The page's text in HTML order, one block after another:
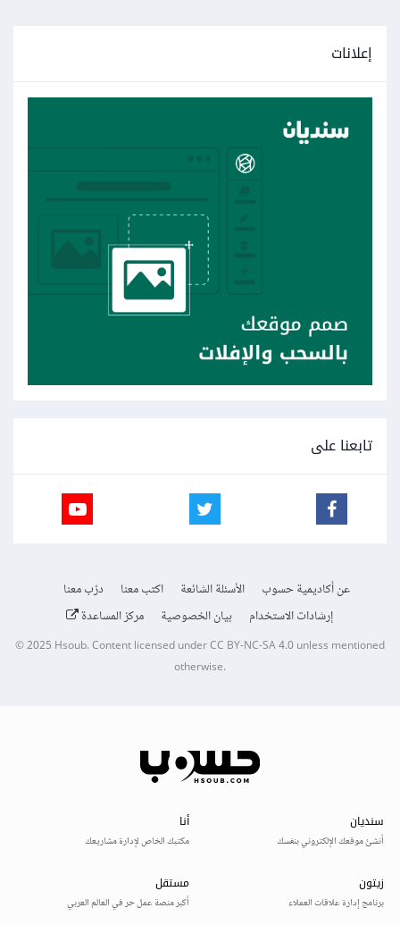
إعلانات
تابعنا على
عن أكاديمية حسوب الأسئلة الشائعة اكتب معنا
درّب معنا
إرشادات الاستخدام
بيان الخصوصية مركز المساعدة
© 2025Hsoub.Content licensed underCC BY-NC-SA 4.0unless mentioned
otherwise.